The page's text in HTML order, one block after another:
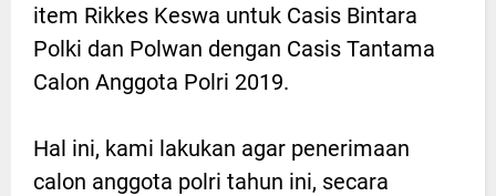
item Rikkes Keswa untuk Casis Bintara
Polki dan Polwan dengan Casis Tantama
Calon Anggota Polri 2019.
Hal ini, kami lakukan agar penerimaan
calon anggota polri tahun ini, secara